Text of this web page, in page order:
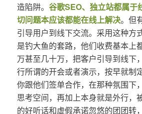
造陷阱。 谷歌SEO、独立站都属于
切问题本应该都能在线上解决。但
引导用户到线下交流。采用这种方
是钓大鱼的套路，他们收费基本上
万甚至几十万，把客户引导到线下
行所谓的开会或者演示，按早就制
你跟他们签单合作，在那种氛围下
思考空间，再加上本身就是外行，
的好听话和虚假承诺忽悠的团团转